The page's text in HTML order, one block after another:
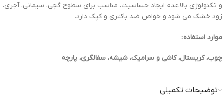
و تکنولوژی بالا،عدم ایجاد حساسیت، مناسب برای سطوح گچی، سیمانی، آجری،
زود خشک می شود و خواص ضد باکتری و کپک دارد.
موارد استفاده :
چوب، کریستال، کاشی و سرامیک، شیشه، سفالگری، پارچه
توضیحات تکمیلی